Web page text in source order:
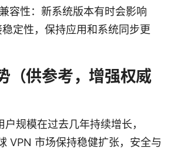
容性：新系统版本有时会影响
定性，保持应用和系统同步更
（供参考，增强权威
户规模在过去几年持续增长，
VPN 市场保持稳健扩张，安全与